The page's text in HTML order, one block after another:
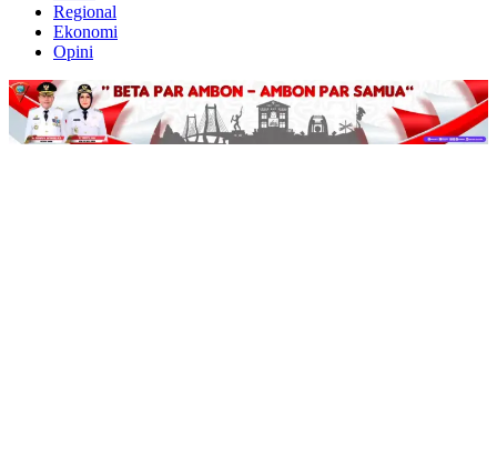
Regional
Ekonomi
Opini